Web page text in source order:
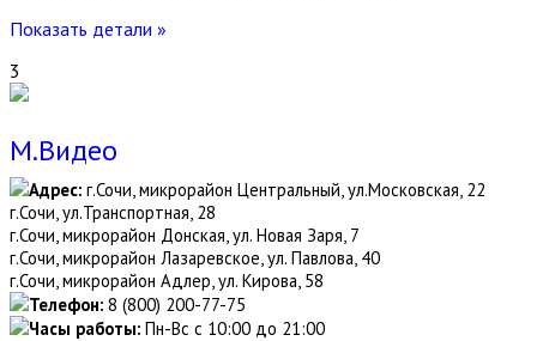
Показать детали »
3
М.Видео
Адрес: г.Сочи, микрорайон Центральный, ул.Московская, 22
г.Сочи, ул.Транспортная, 28
г.Сочи, микрорайон Донская, ул. Новая Заря, 7
г.Сочи, микрорайон Лазаревское, ул. Павлова, 40
г.Сочи, микрорайон Адлер, ул. Кирова, 58
Телефон: 8 (800) 200-77-75
Часы работы: Пн-Вс с 10:00 до 21:00